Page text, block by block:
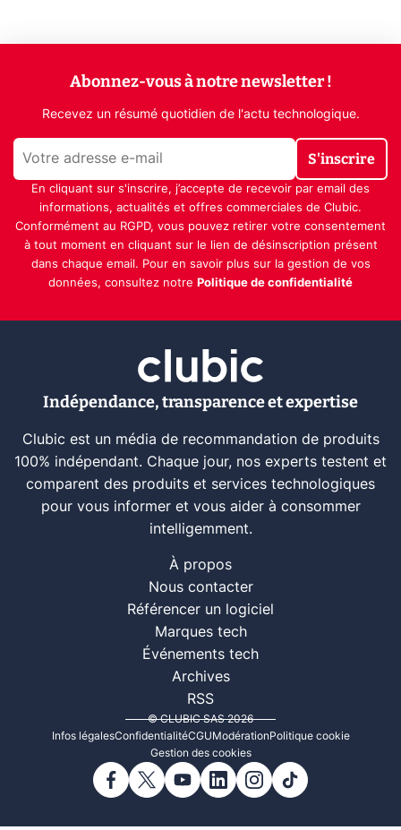
Abonnez-vous à notre newsletter !
Recevez un résumé quotidien de l'actu technologique.
S'inscrire
En cliquant sur s'inscrire, j’accepte de recevoir par email des
informations, actualités et offres commerciales de Clubic.
Conformément au RGPD, vous pouvez retirer votre consentement
à tout moment en cliquant sur le lien de désinscription présent
dans chaque email. Pour en savoir plus sur la gestion de vos
données, consultez notre Politique de confidentialité
Indépendance, transparence et expertise
Clubic est un média de recommandation de produits
100% indépendant. Chaque jour, nos experts testent et
comparent des produits et services technologiques
pour vous informer et vous aider à consommer
intelligemment.
À propos
Nous contacter
Référencer un logiciel
Marques tech
Événements tech
Archives
RSS
© CLUBIC SAS 2026
Infos légalesConfidentialitéCGUModérationPolitique cookie
Gestion des cookies